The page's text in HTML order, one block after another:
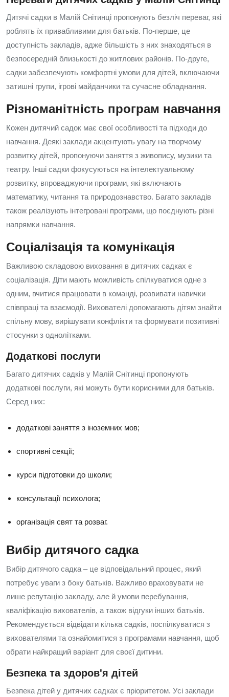
Дитячі садки в Малій Снітинці пропонують безліч переваг, які
роблять їх привабливими для батьків. По-перше, це
доступність закладів, адже більшість з них знаходяться в
безпосередній близькості до житлових районів. По-друге,
садки забезпечують комфортні умови для дітей, включаючи
затишні групи, ігрові майданчики та сучасне обладнання.
Різноманітність програм навчання
Кожен дитячий садок має свої особливості та підходи до
навчання. Деякі заклади акцентують увагу на творчому
розвитку дітей, пропонуючи заняття з живопису, музики та
театру. Інші садки фокусуються на інтелектуальному
розвитку, впроваджуючи програми, які включають
математику, читання та природознавство. Багато закладів
також реалізують інтегровані програми, що поєднують різні
напрямки навчання.
Соціалізація та комунікація
Важливою складовою виховання в дитячих садках є
соціалізація. Діти мають можливість спілкуватися одне з
одним, вчитися працювати в команді, розвивати навички
співпраці та взаємодії. Вихователі допомагають дітям знайти
спільну мову, вирішувати конфлікти та формувати позитивні
стосунки з однолітками.
Додаткові послуги
Багато дитячих садків у Малій Снітинці пропонують
додаткові послуги, які можуть бути корисними для батьків.
Серед них:
додаткові заняття з іноземних мов;
спортивні секції;
курси підготовки до школи;
консультації психолога;
організація свят та розваг.
Вибір дитячого садка
Вибір дитячого садка – це відповідальний процес, який
потребує уваги з боку батьків. Важливо враховувати не
лише репутацію закладу, але й умови перебування,
кваліфікацію вихователів, а також відгуки інших батьків.
Рекомендується відвідати кілька садків, поспілкуватися з
вихователями та ознайомитися з програмами навчання, щоб
обрати найкращий варіант для своєї дитини.
Безпека та здоров'я дітей
Безпека дітей у дитячих садках є пріоритетом. Усі заклади